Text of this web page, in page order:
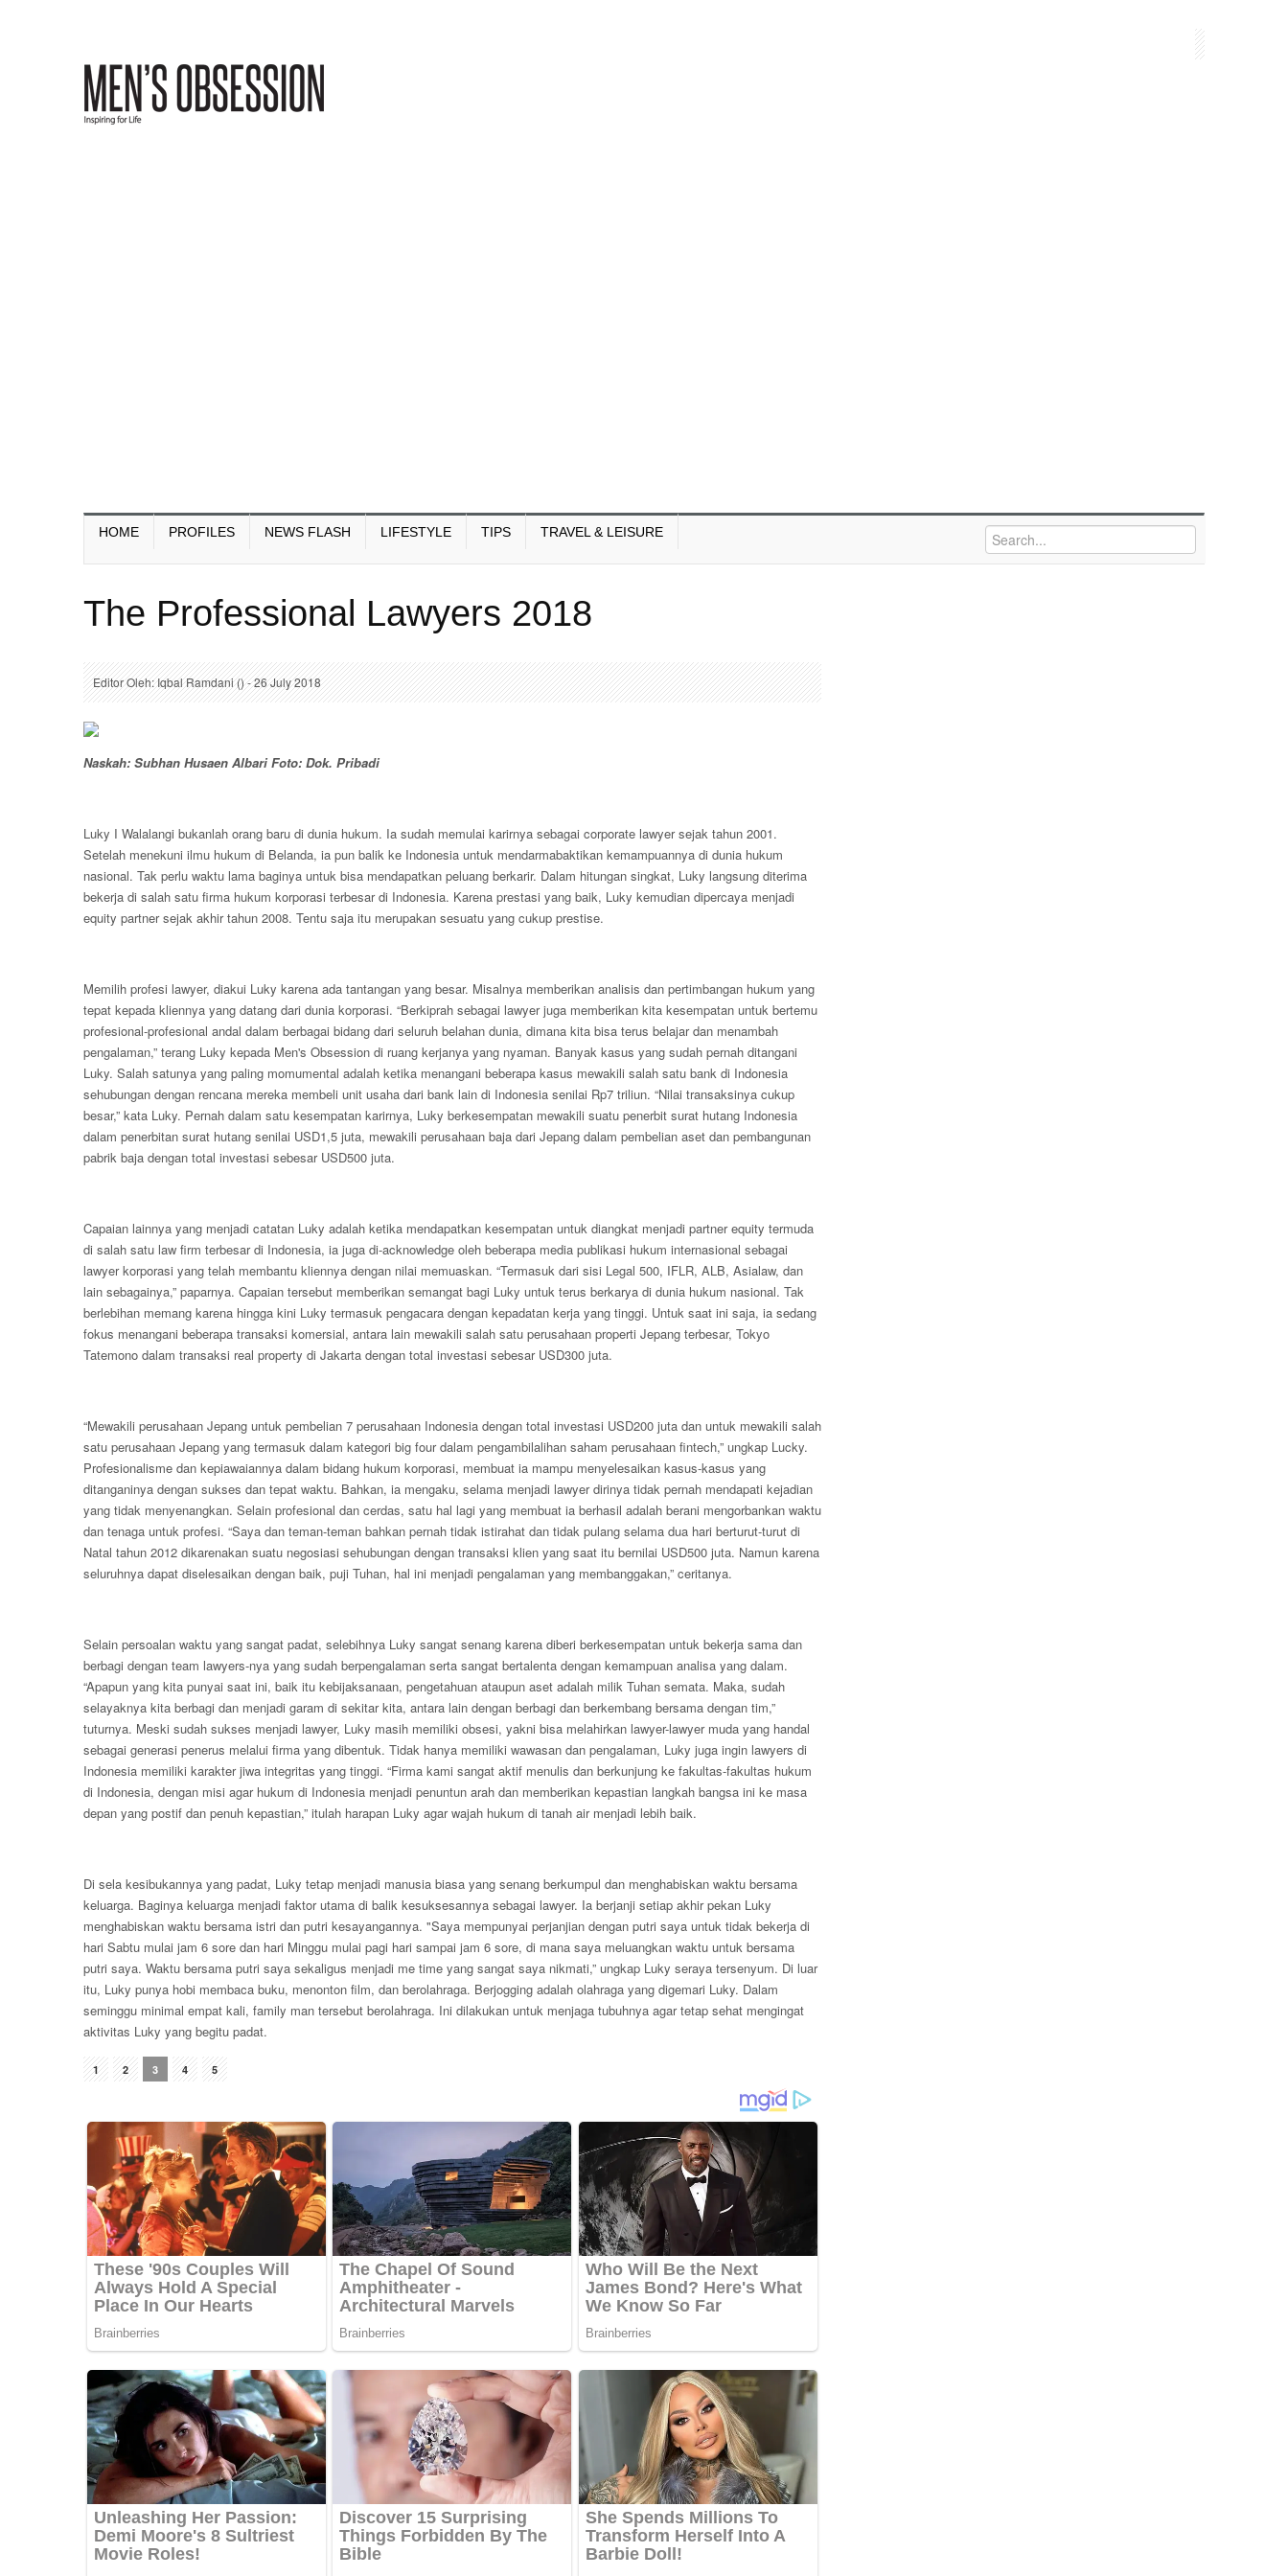
HOME PROFILES NEWS FLASH LIFESTYLE TIPS TRAVEL & LEISURE
The Professional Lawyers 2018
Editor Oleh: Iqbal Ramdani () - 26 July 2018
Naskah: Subhan Husaen Albari Foto: Dok. Pribadi
Luky I Walalangi bukanlah orang baru di dunia hukum. Ia sudah memulai karirnya sebagai corporate lawyer sejak tahun 2001.
Setelah menekuni ilmu hukum di Belanda, ia pun balik ke Indonesia untuk mendarmabaktikan kemampuannya di dunia hukum
nasional. Tak perlu waktu lama baginya untuk bisa mendapatkan peluang berkarir. Dalam hitungan singkat, Luky langsung diterima
bekerja di salah satu firma hukum korporasi terbesar di Indonesia. Karena prestasi yang baik, Luky kemudian dipercaya menjadi
equity partner sejak akhir tahun 2008. Tentu saja itu merupakan sesuatu yang cukup prestise.
Memilih profesi lawyer, diakui Luky karena ada tantangan yang besar. Misalnya memberikan analisis dan pertimbangan hukum yang
tepat kepada kliennya yang datang dari dunia korporasi. “Berkiprah sebagai lawyer juga memberikan kita kesempatan untuk bertemu
profesional-profesional andal dalam berbagai bidang dari seluruh belahan dunia, dimana kita bisa terus belajar dan menambah
pengalaman,” terang Luky kepada Men's Obsession di ruang kerjanya yang nyaman. Banyak kasus yang sudah pernah ditangani
Luky. Salah satunya yang paling momumental adalah ketika menangani beberapa kasus mewakili salah satu bank di Indonesia
sehubungan dengan rencana mereka membeli unit usaha dari bank lain di Indonesia senilai Rp7 triliun. “Nilai transaksinya cukup
besar,” kata Luky. Pernah dalam satu kesempatan karirnya, Luky berkesempatan mewakili suatu penerbit surat hutang Indonesia
dalam penerbitan surat hutang senilai USD1,5 juta, mewakili perusahaan baja dari Jepang dalam pembelian aset dan pembangunan
pabrik baja dengan total investasi sebesar USD500 juta.
Capaian lainnya yang menjadi catatan Luky adalah ketika mendapatkan kesempatan untuk diangkat menjadi partner equity termuda
di salah satu law firm terbesar di Indonesia, ia juga di-acknowledge oleh beberapa media publikasi hukum internasional sebagai
lawyer korporasi yang telah membantu kliennya dengan nilai memuaskan. “Termasuk dari sisi Legal 500, IFLR, ALB, Asialaw, dan
lain sebagainya,” paparnya. Capaian tersebut memberikan semangat bagi Luky untuk terus berkarya di dunia hukum nasional. Tak
berlebihan memang karena hingga kini Luky termasuk pengacara dengan kepadatan kerja yang tinggi. Untuk saat ini saja, ia sedang
fokus menangani beberapa transaksi komersial, antara lain mewakili salah satu perusahaan properti Jepang terbesar, Tokyo
Tatemono dalam transaksi real property di Jakarta dengan total investasi sebesar USD300 juta.
“Mewakili perusahaan Jepang untuk pembelian 7 perusahaan Indonesia dengan total investasi USD200 juta dan untuk mewakili salah
satu perusahaan Jepang yang termasuk dalam kategori big four dalam pengambilalihan saham perusahaan fintech,” ungkap Lucky.
Profesionalisme dan kepiawaiannya dalam bidang hukum korporasi, membuat ia mampu menyelesaikan kasus-kasus yang
ditanganinya dengan sukses dan tepat waktu. Bahkan, ia mengaku, selama menjadi lawyer dirinya tidak pernah mendapati kejadian
yang tidak menyenangkan. Selain profesional dan cerdas, satu hal lagi yang membuat ia berhasil adalah berani mengorbankan waktu
dan tenaga untuk profesi. “Saya dan teman-teman bahkan pernah tidak istirahat dan tidak pulang selama dua hari berturut-turut di
Natal tahun 2012 dikarenakan suatu negosiasi sehubungan dengan transaksi klien yang saat itu bernilai USD500 juta. Namun karena
seluruhnya dapat diselesaikan dengan baik, puji Tuhan, hal ini menjadi pengalaman yang membanggakan,” ceritanya.
Selain persoalan waktu yang sangat padat, selebihnya Luky sangat senang karena diberi berkesempatan untuk bekerja sama dan
berbagi dengan team lawyers-nya yang sudah berpengalaman serta sangat bertalenta dengan kemampuan analisa yang dalam.
“Apapun yang kita punyai saat ini, baik itu kebijaksanaan, pengetahuan ataupun aset adalah milik Tuhan semata. Maka, sudah
selayaknya kita berbagi dan menjadi garam di sekitar kita, antara lain dengan berbagi dan berkembang bersama dengan tim,”
tuturnya. Meski sudah sukses menjadi lawyer, Luky masih memiliki obsesi, yakni bisa melahirkan lawyer-lawyer muda yang handal
sebagai generasi penerus melalui firma yang dibentuk. Tidak hanya memiliki wawasan dan pengalaman, Luky juga ingin lawyers di
Indonesia memiliki karakter jiwa integritas yang tinggi. “Firma kami sangat aktif menulis dan berkunjung ke fakultas-fakultas hukum
di Indonesia, dengan misi agar hukum di Indonesia menjadi penuntun arah dan memberikan kepastian langkah bangsa ini ke masa
depan yang postif dan penuh kepastian,” itulah harapan Luky agar wajah hukum di tanah air menjadi lebih baik.
Di sela kesibukannya yang padat, Luky tetap menjadi manusia biasa yang senang berkumpul dan menghabiskan waktu bersama
keluarga. Baginya keluarga menjadi faktor utama di balik kesuksesannya sebagai lawyer. Ia berjanji setiap akhir pekan Luky
menghabiskan waktu bersama istri dan putri kesayangannya. "Saya mempunyai perjanjian dengan putri saya untuk tidak bekerja di
hari Sabtu mulai jam 6 sore dan hari Minggu mulai pagi hari sampai jam 6 sore, di mana saya meluangkan waktu untuk bersama
putri saya. Waktu bersama putri saya sekaligus menjadi me time yang sangat saya nikmati,” ungkap Luky seraya tersenyum. Di luar
itu, Luky punya hobi membaca buku, menonton film, dan berolahraga. Berjogging adalah olahraga yang digemari Luky. Dalam
seminggu minimal empat kali, family man tersebut berolahraga. Ini dilakukan untuk menjaga tubuhnya agar tetap sehat mengingat
aktivitas Luky yang begitu padat.
1 2 3 4 5